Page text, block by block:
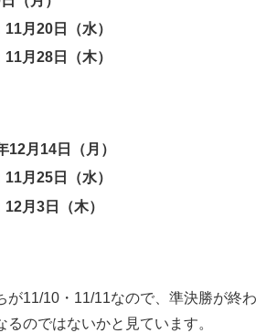
月20日（水）
月28日（木）
12月14日（月）
月25日（水）
月3日（木）
が11/10・11/11なので、準決勝が終わ
るのではないかと見ています。